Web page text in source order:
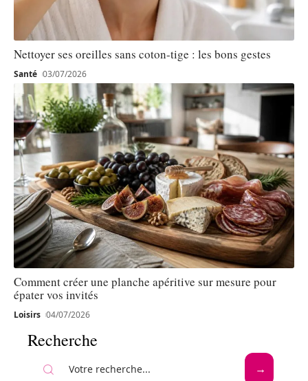
Nettoyer ses oreilles sans coton-tige : les bons gestes
Santé 03/07/2026
Comment créer une planche apéritive sur mesure pour
épater vos invités
Loisirs 04/07/2026
Recherche